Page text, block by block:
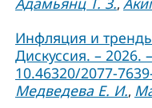
,
Инфляция и
Дискуссия. – 2026.
10.46320/2077-
Медведева Е. И.,